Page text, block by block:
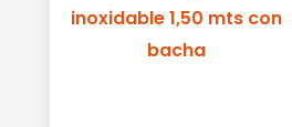
inoxidable 1,50 mts con
bacha